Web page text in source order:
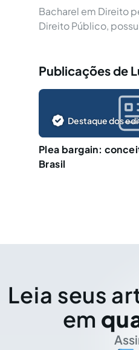
Bacharel em Direito
Direito Público,
Publicações de
Destaque dos
Plea bargain:
Brasil
Leia seus
em